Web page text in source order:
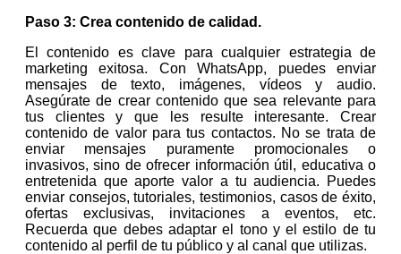
Paso 3: Crea contenido de calidad.
El contenido es clave para cualquier estrategia de
marketing exitosa. Con WhatsApp, puedes enviar
mensajes de texto, imágenes, vídeos y audio.
Asegúrate de crear contenido que sea relevante para
tus clientes y que les resulte interesante. Crear
contenido de valor para tus contactos. No se trata de
enviar mensajes puramente promocionales o
invasivos, sino de ofrecer información útil, educativa o
entretenida que aporte valor a tu audiencia. Puedes
enviar consejos, tutoriales, testimonios, casos de éxito,
ofertas exclusivas, invitaciones a eventos, etc.
Recuerda que debes adaptar el tono y el estilo de tu
contenido al perfil de tu público y al canal que utilizas.